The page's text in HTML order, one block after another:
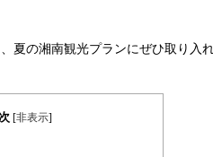
夏の湘南観光プランにぜひ取り入
[非表示]